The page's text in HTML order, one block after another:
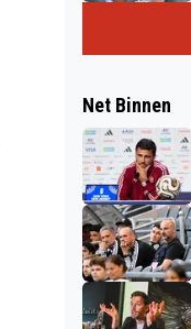
Net Binnen